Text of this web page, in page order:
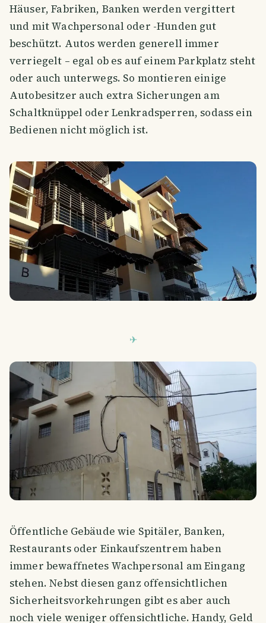
Häuser, Fabriken, Banken werden vergittert
und mit Wachpersonal oder -Hunden gut
beschützt. Autos werden generell immer
verriegelt – egal ob es auf einem Parkplatz steht
oder auch unterwegs. So montieren einige
Autobesitzer auch extra Sicherungen am
Schaltknüppel oder Lenkradsperren, sodass ein
Bedienen nicht möglich ist.
Öffentliche Gebäude wie Spitäler, Banken,
Restaurants oder Einkaufszentrem haben
immer bewaffnetes Wachpersonal am Eingang
stehen. Nebst diesen ganz offensichtlichen
Sicherheitsvorkehrungen gibt es aber auch
noch viele weniger offensichtliche. Handy, Geld